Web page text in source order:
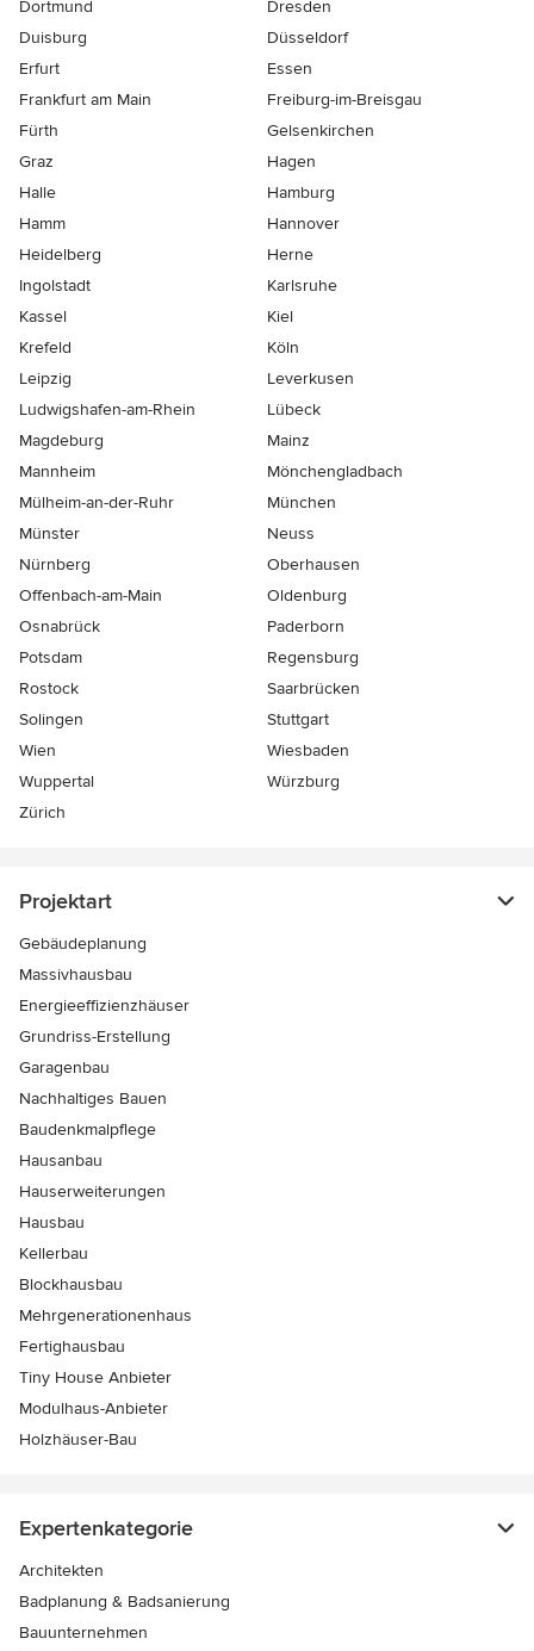
Dortmund
Dresden
Duisburg
Düsseldorf
Erfurt
Essen
Frankfurt am Main
Freiburg-im-Breisgau
Fürth
Gelsenkirchen
Graz
Hagen
Halle
Hamburg
Hamm
Hannover
Heidelberg
Herne
Ingolstadt
Karlsruhe
Kassel
Kiel
Krefeld
Köln
Leipzig
Leverkusen
Ludwigshafen-am-Rhein
Lübeck
Magdeburg
Mainz
Mannheim
Mönchen­gladbach
Mülheim-an-der-Ruhr
München
Münster
Neuss
Nürnberg
Oberhausen
Offenbach-am-Main
Oldenburg
Osnabrück
Paderborn
Potsdam
Regensburg
Rostock
Saarbrücken
Solingen
Stuttgart
Wien
Wiesbaden
Wuppertal
Würzburg
Zürich
Projektart
Gebäudeplanung
Massivhausbau
Energieeffizienzhäuser
Grundriss-Erstellung
Garagenbau
Nachhaltiges Bauen
Baudenkmalpflege
Hausanbau
Hauserweiterungen
Hausbau
Kellerbau
Blockhausbau
Mehrgenerationenhaus
Fertighausbau
Tiny House Anbieter
Modulhaus-Anbieter
Holzhäuser-Bau
Expertenkategorie
Architekten
Badplanung & Badsanierung
Bauunternehmen